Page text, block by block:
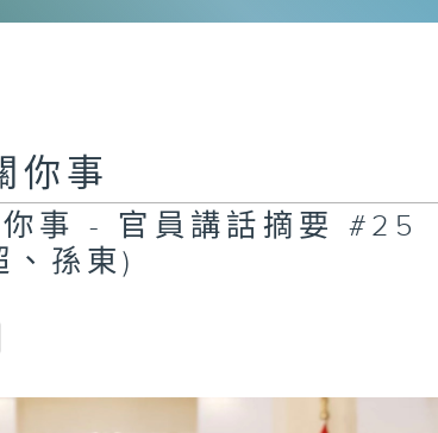
你事
事 - 官員講話摘要 #25
、孫東)